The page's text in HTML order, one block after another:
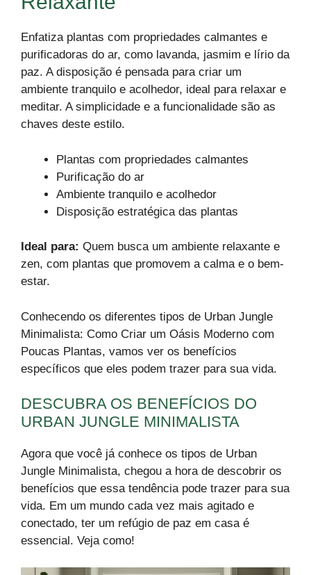
Enfatiza plantas com propriedades calmantes e
purificadoras do ar, como lavanda, jasmim e lírio da
paz. A disposição é pensada para criar um
ambiente tranquilo e acolhedor, ideal para relaxar e
meditar. A simplicidade e a funcionalidade são as
chaves deste estilo.
Plantas com propriedades calmantes
Purificação do ar
Ambiente tranquilo e acolhedor
Disposição estratégica das plantas
Ideal para: Quem busca um ambiente relaxante e
zen, com plantas que promovem a calma e o bem-
estar.
Conhecendo os diferentes tipos de Urban Jungle
Minimalista: Como Criar um Oásis Moderno com
Poucas Plantas, vamos ver os benefícios
específicos que eles podem trazer para sua vida.
DESCUBRA OS BENEFÍCIOS DO
URBAN JUNGLE MINIMALISTA
Agora que você já conhece os tipos de Urban
Jungle Minimalista, chegou a hora de descobrir os
benefícios que essa tendência pode trazer para sua
vida. Em um mundo cada vez mais agitado e
conectado, ter um refúgio de paz em casa é
essencial. Veja como!